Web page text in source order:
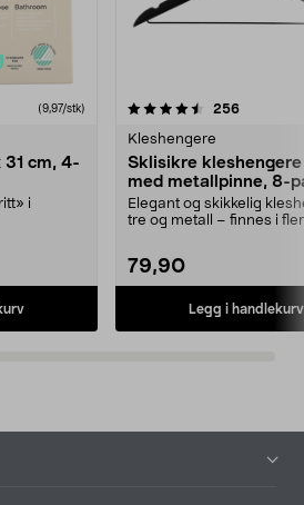
(9,97/stk)
cm, 4-
i
256
Kleshengere
Sklisikre
med metallpinne, 8-
Elegant og skikkelig
tre og metall – finnes i
79,90
Legg i handlekurv
4.5av 5 stjerner